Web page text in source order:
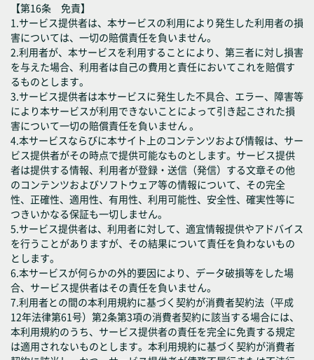
【第16条 免責】
1.サービス提供者は、本サービスの利用により発生した利用者の損
害については、一切の賠償責任を負いません。
2.利用者が、本サービスを利用することにより、第三者に対し損害
を与えた場合、利用者は自己の費用と責任においてこれを賠償す
るものとします。
3.サービス提供者は本サービスに発生した不具合、エラー、障害等
により本サービスが利用できないことによって引き起こされた損
害について一切の賠償責任を負いません 。
4.本サービスならびに本サイト上のコンテンツおよび情報は、サー
ビス提供者がその時点で提供可能なものとします。サービス提供
者は提供する情報、利用者が登録・送信（発信）する文章その他
のコンテンツおよびソフトウェア等の情報について、その完全
性、正確性、適用性、有用性、利用可能性、安全性、確実性等に
つきいかなる保証も一切しません。
5.サービス提供者は、利用者に対して、適宜情報提供やアドバイス
を行うことがありますが、その結果について責任を負わないもの
とします。
6.本サービスが何らかの外的要因により、データ破損等をした場
合、サービス提供者はその責任を負いません。
7.利用者との間の本利用規約に基づく契約が消費者契約法（平成
12年法律第61号）第2条第3項の消費者契約に該当する場合には、
本利用規約のうち、サービス提供者の責任を完全に免責する規定
は適用されないものとします。本利用規約に基づく契約が消費者